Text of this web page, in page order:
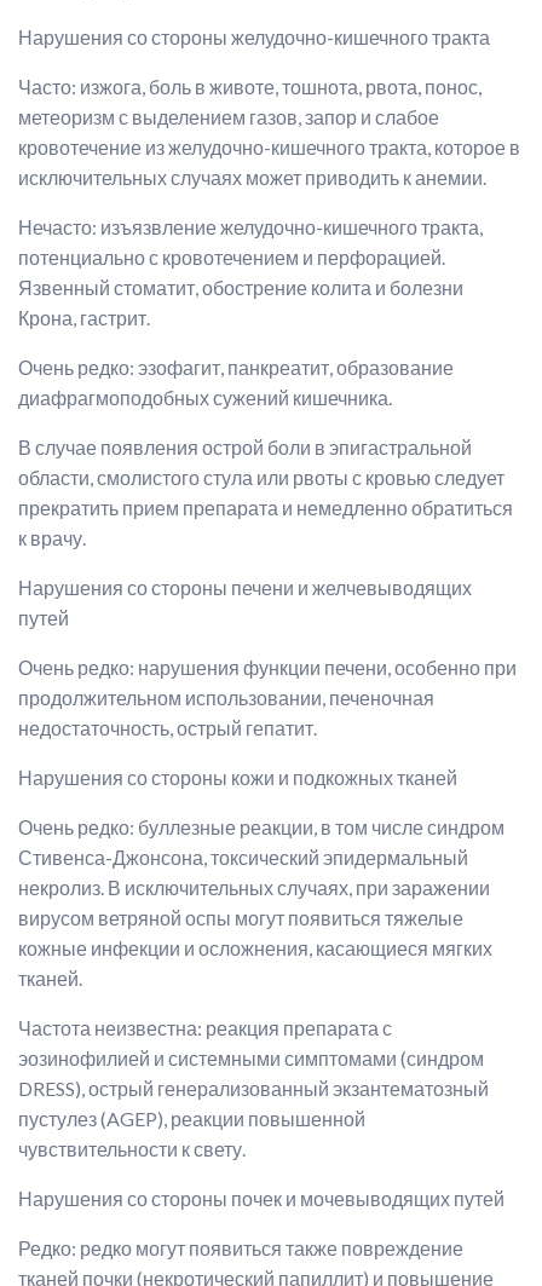
Нарушения со стороны желудочно-кишечного тракта
Часто: изжога, боль в животе, тошнота, рвота, понос,
метеоризм с выделением газов, запор и слабое
кровотечение из желудочно-кишечного тракта, которое в
исключительных случаях может приводить к анемии.
Нечасто: изъязвление желудочно-кишечного тракта,
потенциально с кровотечением и перфорацией.
Язвенный стоматит, обострение колита и болезни
Крона, гастрит.
Очень редко: эзофагит, панкреатит, образование
диафрагмоподобных сужений кишечника.
В случае появления острой боли в эпигастральной
области, смолистого стула или рвоты с кровью следует
прекратить прием препарата и немедленно обратиться
к врачу.
Нарушения со стороны печени и желчевыводящих
путей
Очень редко: нарушения функции печени, особенно при
продолжительном использовании, печеночная
недостаточность, острый гепатит.
Нарушения со стороны кожи и подкожных тканей
Очень редко: буллезные реакции, в том числе синдром
Стивенса-Джонсона, токсический эпидермальный
некролиз. В исключительных случаях, при заражении
вирусом ветряной оспы могут появиться тяжелые
кожные инфекции и осложнения, касающиеся мягких
тканей.
Частота неизвестна: реакция препарата с
эозинофилией и системными симптомами (синдром
DRESS), острый генерализованный экзантематозный
пустулез (AGEP), реакции повышенной
чувствительности к свету.
Нарушения со стороны почек и мочевыводящих путей
Редко: редко могут появиться также повреждение
тканей почки (некротический папиллит) и повышение